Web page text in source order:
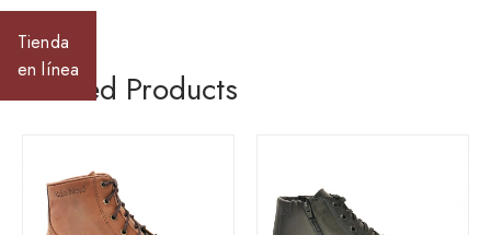
Tienda
en línea
Related Products